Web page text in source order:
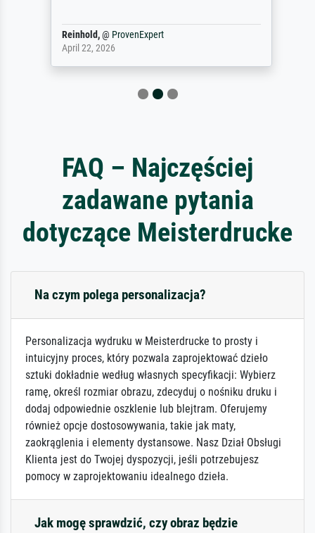
Reinhold,@ProvenExpert
April 22, 2026
FAQ – Najczęściej
zadawane pytania
dotyczące Meisterdrucke
Na czym polega personalizacja?
Personalizacja wydruku w Meisterdrucke to prosty i
intuicyjny proces, który pozwala zaprojektować dzieło
sztuki dokładnie według własnych specyfikacji: Wybierz
ramę, określ rozmiar obrazu, zdecyduj o nośniku druku i
dodaj odpowiednie oszklenie lub blejtram. Oferujemy
również opcje dostosowywania, takie jak maty,
zaokrąglenia i elementy dystansowe. Nasz Dział Obsługi
Klienta jest do Twojej dyspozycji, jeśli potrzebujesz
pomocy w zaprojektowaniu idealnego dzieła.
Jak mogę sprawdzić, czy obraz będzie